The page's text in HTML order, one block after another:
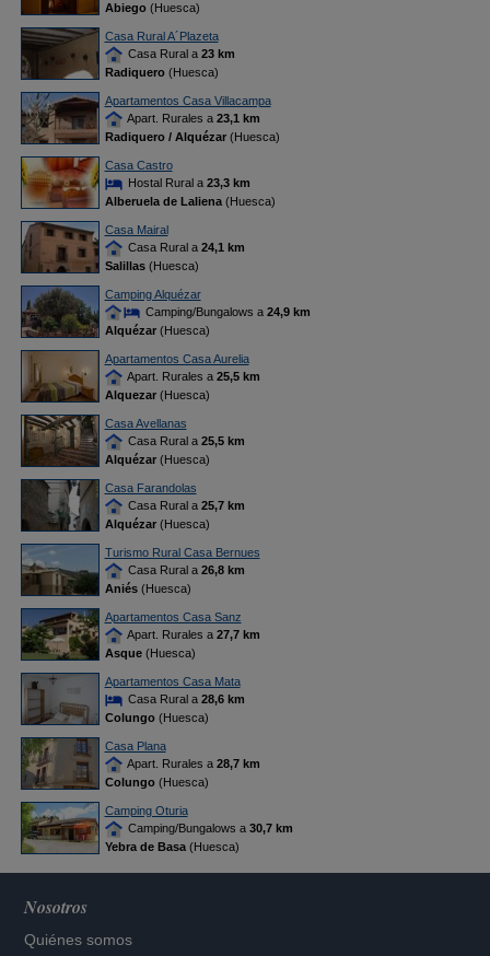
Abiego(Huesca)
Casa Rural A´Plazeta
Casa Rural a 23 km
Radiquero(Huesca)
Apartamentos Casa Villacampa
Apart. Rurales a 23,1 km
Radiquero / Alquézar(Huesca)
Casa Castro
Hostal Rural a 23,3 km
Alberuela de Laliena(Huesca)
Casa Mairal
Casa Rural a 24,1 km
Salillas(Huesca)
Camping Alquézar
Camping/Bungalows a 24,9 km
Alquézar(Huesca)
Apartamentos Casa Aurelia
Apart. Rurales a 25,5 km
Alquezar(Huesca)
Casa Avellanas
Casa Rural a 25,5 km
Alquézar(Huesca)
Casa Farandolas
Casa Rural a 25,7 km
Alquézar(Huesca)
Turismo Rural Casa Bernues
Casa Rural a 26,8 km
Aniés(Huesca)
Apartamentos Casa Sanz
Apart. Rurales a 27,7 km
Asque(Huesca)
Apartamentos Casa Mata
Casa Rural a 28,6 km
Colungo(Huesca)
Casa Plana
Apart. Rurales a 28,7 km
Colungo(Huesca)
Camping Oturia
Camping/Bungalows a 30,7 km
Yebra de Basa(Huesca)
Nosotros
Quiénes somos